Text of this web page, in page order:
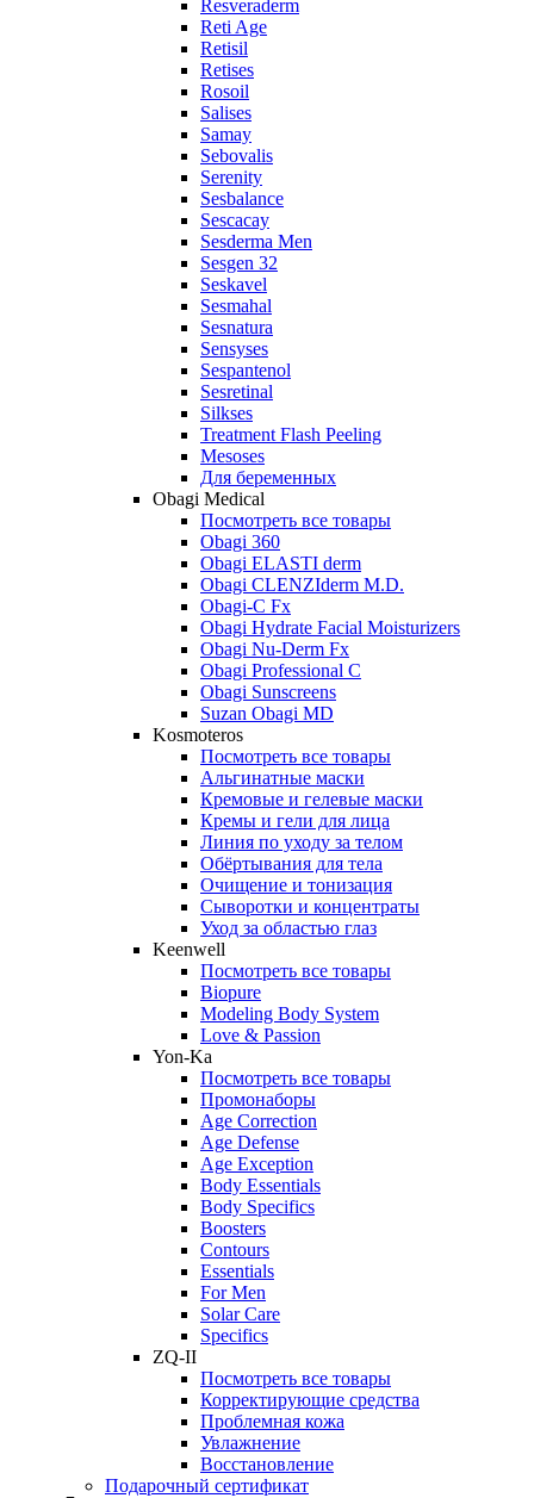
Resveraderm
Reti Age
Retisil
Retises
Rosoil
Salises
Samay
Sebovalis
Serenity
Sesbalance
Sescacay
Sesderma Men
Sesgen 32
Seskavel
Sesmahal
Sesnatura
Sensyses
Sespantenol
Sesretinal
Silkses
Treatment Flash Peeling
Mesoses
Для беременных
Obagi Medical
Посмотреть все товары
Obagi 360
Obagi ELASTI derm
Obagi CLENZIderm M.D.
Obagi-C Fx
Obagi Hydrate Facial Moisturizers
Obagi Nu-Derm Fx
Obagi Professional C
Obagi Sunscreens
Suzan Obagi MD
Kosmoteros
Посмотреть все товары
Альгинатные маски
Кремовые и гелевые маски
Кремы и гели для лица
Линия по уходу за телом
Обёртывания для тела
Очищение и тонизация
Сыворотки и концентраты
Уход за областью глаз
Keenwell
Посмотреть все товары
Biopure
Modeling Body System
Love & Passion
Yon-Ka
Посмотреть все товары
Промонаборы
Age Correction
Age Defense
Age Exception
Body Essentials
Body Specifics
Boosters
Contours
Essentials
For Men
Solar Care
Specifics
ZQ-II
Посмотреть все товары
Корректирующие средства
Проблемная кожа
Увлажнение
Восстановление
Подарочный сертификат